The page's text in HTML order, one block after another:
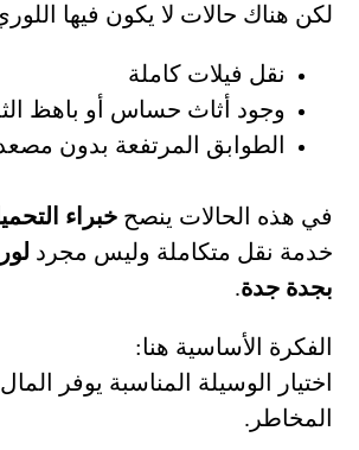
لكن هناك حالات لا يكون فيها
نقل فيلات كاملة
وجود أثاث حساس أو باهظ
الطوابق المرتفعة بدون
في هذه الحالات ينصحخبراء
خدمة نقل متكاملة وليس مجرد
بجدة جدة.
الفكرة الأساسية هنا:
اختيار الوسيلة المناسبة يوفر
المخاطر.